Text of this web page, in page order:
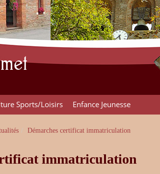
Sports/Loisirs Enfance Jeunesse
Démarches certificat immatriculation
immatriculation